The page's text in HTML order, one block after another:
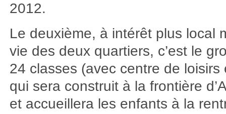
2012.
Le deuxième, à intérêt plus local
vie des deux quartiers, c’est le
24 classes (avec centre de
qui sera construit à la frontière
et accueillera les enfants à la